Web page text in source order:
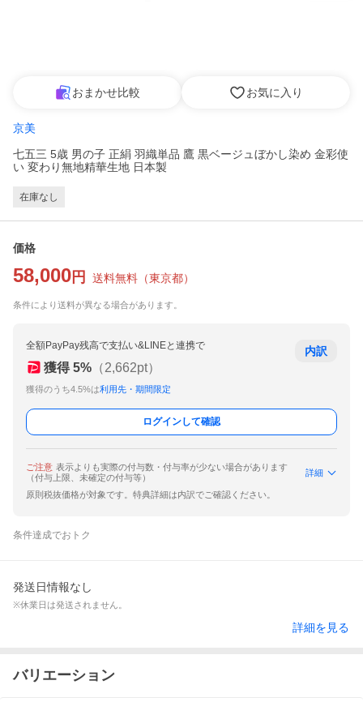
おまかせ比較 お気に入り
京美
七五三 5歳 男の子 正絹 羽織単品 鷹 黒ベージュぼかし染め 金彩使
い 変わり無地精華生地 日本製
在庫なし
価格
58,000 円 送料無料 （東京都）
条件により送料が異なる場合があります。
全額PayPay残高で支払い&LINEと連携で
獲得 5% （2,662pt）
獲得のうち4.5%は利用先・期間限定
内訳
ログインして確認
ご注意 表示よりも実際の付与数・付与率が少ない場合があります
（付与上限、未確定の付与等）
詳細
原則税抜価格が対象です。特典詳細は内訳でご確認ください。
条件達成でおトク
発送日情報なし
※休業日は発送されません。
詳細を見る
バリエーション